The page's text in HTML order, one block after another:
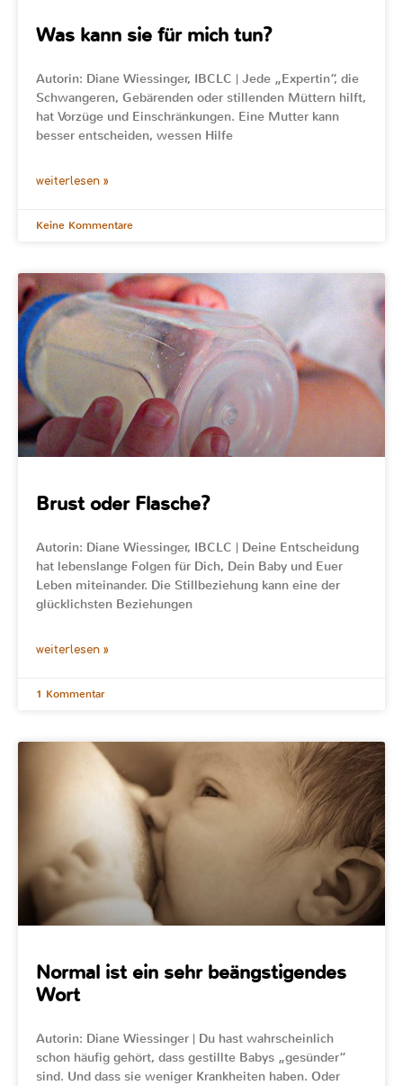
Was kann sie für mich tun?
Autorin: Diane Wiessinger, IBCLC | Jede „Expertin“, die
Schwangeren, Gebärenden oder stillenden Müttern hilft,
hat Vorzüge und Einschränkungen. Eine Mutter kann
besser entscheiden, wessen Hilfe
weiterlesen »
Keine Kommentare
Brust oder Flasche?
Autorin: Diane Wiessinger, IBCLC | Deine Entscheidung
hat lebenslange Folgen für Dich, Dein Baby und Euer
Leben miteinander. Die Stillbeziehung kann eine der
glücklichsten Beziehungen
weiterlesen »
1 Kommentar
Normal ist ein sehr beängstigendes
Wort
Autorin: Diane Wiessinger | Du hast wahrscheinlich
schon häufig gehört, dass gestillte Babys „gesünder“
sind. Und dass sie weniger Krankheiten haben. Oder